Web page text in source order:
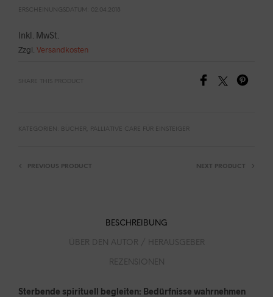
ERSCHEINUNGSDATUM: 02.04.2018
Inkl. MwSt.
Zzgl. Versandkosten
SHARE THIS PRODUCT
KATEGORIEN: BÜCHER PALLIATIVE CARE FÜR EINSTEIGER
PREVIOUS PRODUCT NEXT PRODUCT
BESCHREIBUNG
ÜBER DEN AUTOR / HERAUSGEBER
REZENSIONEN
Sterbende spirituell begleiten: Bedürfnisse wahrnehmen